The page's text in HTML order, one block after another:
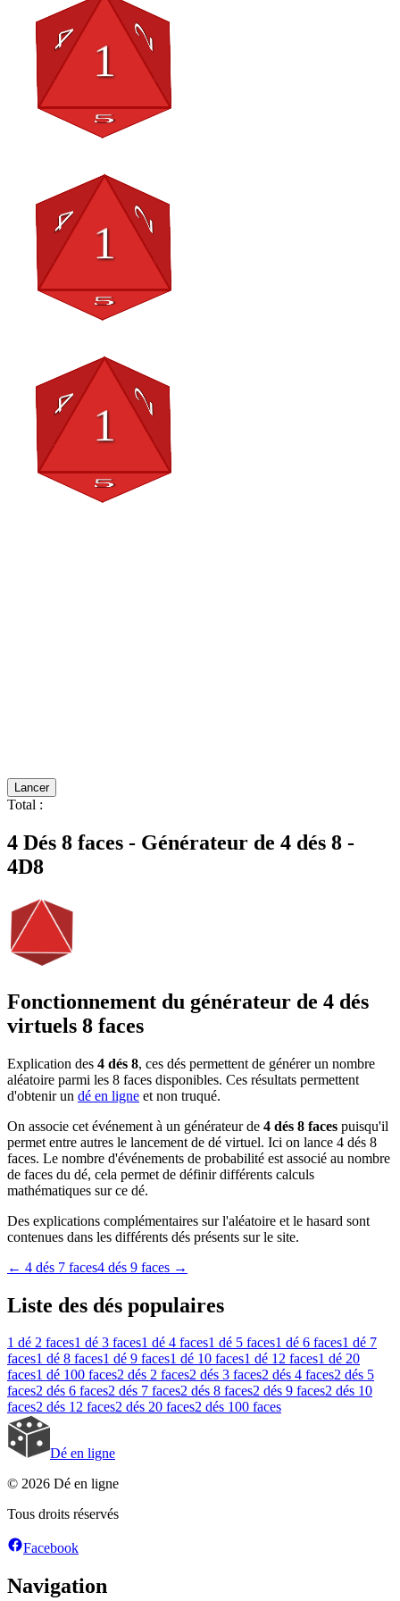
Lancer
Total :
4 Dés 8 faces - Générateur de 4 dés 8 -
4D8
Fonctionnement du générateur de 4 dés
virtuels 8 faces
Explication des 4 dés 8, ces dés permettent de générer un nombre
aléatoire parmi les 8 faces disponibles. Ces résultats permettent
d'obtenir un dé en ligne et non truqué.
On associe cet événement à un générateur de 4 dés 8 faces puisqu'il
permet entre autres le lancement de dé virtuel. Ici on lance 4 dés 8
faces. Le nombre d'événements de probabilité est associé au nombre
de faces du dé, cela permet de définir différents calculs
mathématiques sur ce dé.
Des explications complémentaires sur l'aléatoire et le hasard sont
contenues dans les différents dés présents sur le site.
← 4 dés 7 faces4 dés 9 faces →
Liste des dés populaires
1 dé 2 faces1 dé 3 faces1 dé 4 faces1 dé 5 faces1 dé 6 faces1 dé 7
faces1 dé 8 faces1 dé 9 faces1 dé 10 faces1 dé 12 faces1 dé 20
faces1 dé 100 faces2 dés 2 faces2 dés 3 faces2 dés 4 faces2 dés 5
faces2 dés 6 faces2 dés 7 faces2 dés 8 faces2 dés 9 faces2 dés 10
faces2 dés 12 faces2 dés 20 faces2 dés 100 faces
Dé en ligne
© 2026 Dé en ligne
Tous droits réservés
Facebook
Navigation